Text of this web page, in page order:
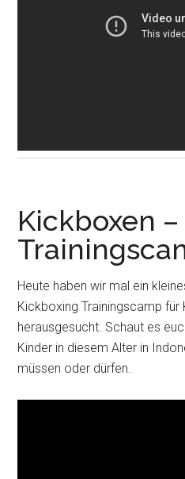
Kickboxen –
Heute haben wir mal ein
Kickboxing Trainingscamp für
herausgesucht. Schaut es
Kinder in diesem Alter in
müssen oder dürfen.